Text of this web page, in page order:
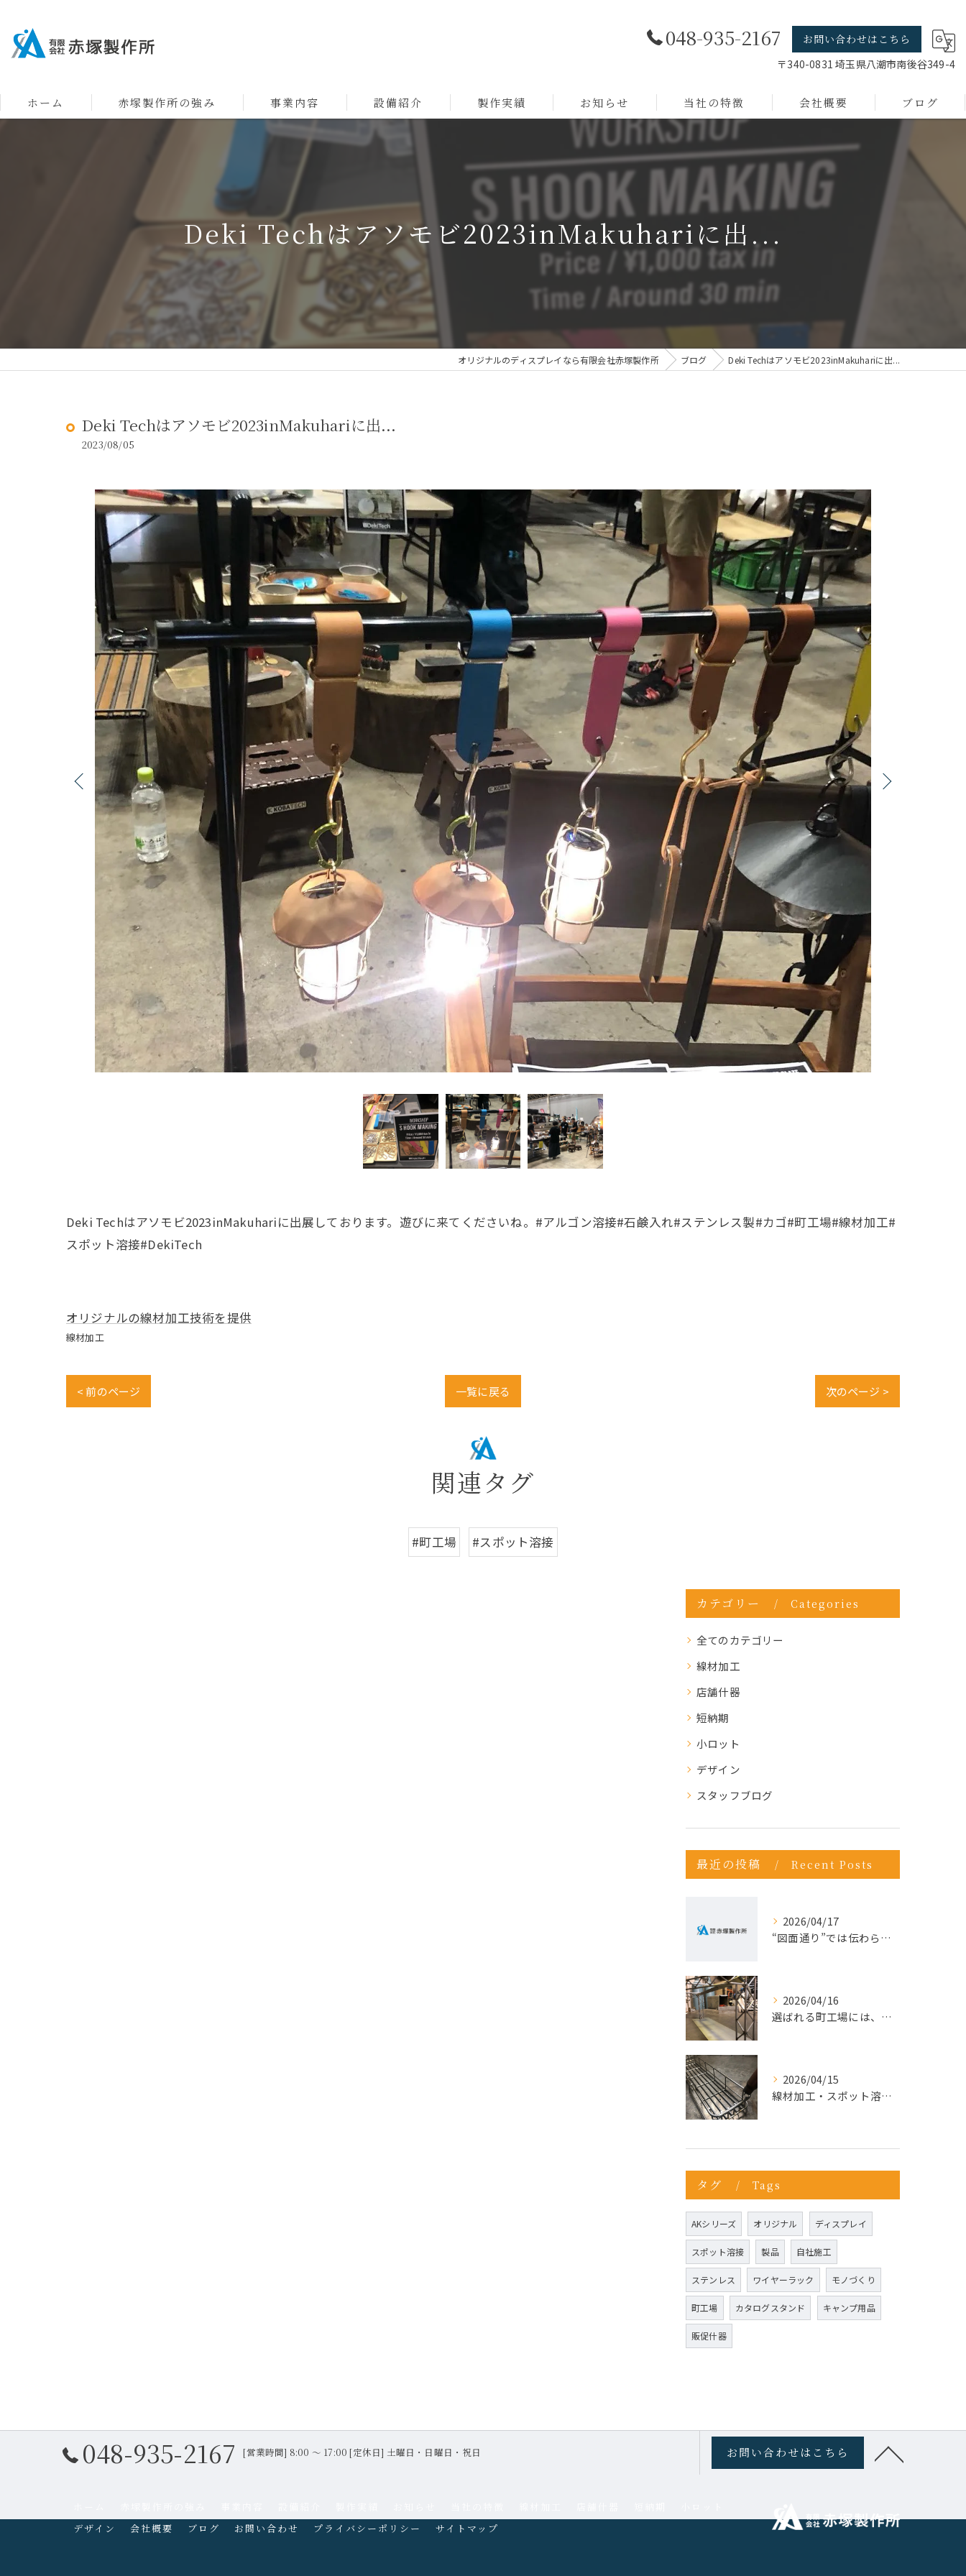
048-935-2167
お問い合わせはこちら
〒340-0831 埼玉県八潮市南後谷349-4
ホーム 赤塚製作所の強み 事業内容 設備紹介 製作実績 お知らせ 当社の特徴
線材加工
店舗什器
短納期
小ロット
会社概要 ブログ
Deki Techはアソモビ2023inMakuhariに出...
オリジナルのディスプレイなら有限会社赤塚製作所 ブログ Deki Techはアソモビ2023inMakuhariに出...
Deki Techはアソモビ2023inMakuhariに出...
2023/08/05
Deki Techはアソモビ2023inMakuhariに出展しております。遊びに来てくださいね。#アルゴン溶接#石鹸入れ#ステンレス製#カゴ#町工場#線材加工#
スポット溶接#DekiTech
オリジナルの線材加工技術を提供
線材加工
< 前のページ 一覧に戻る 次のページ >
関連タグ
#町工場 #スポット溶接
カテゴリー Categories
全てのカテゴリー
線材加工
店舗什器
短納期
小ロット
デザイン
スタッフブログ
最近の投稿 Recent Posts
2026/04/17
“図面通り”では伝わらない仕事が増えている理由
2026/04/16
選ばれる町工場には、理由がある。今こそ“依頼先の見直し”を。
2026/04/15
線材加工・スポット溶接ならお任せ
タグ Tags
AKシリーズ オリジナル ディスプレイ
スポット溶接 製品 自社施工
ステンレス ワイヤーラック モノづくり
町工場 カタログスタンド キャンプ用品
販促什器
048-935-2167 [営業時間] 8:00 〜 17:00 [定休日] 土曜日・日曜日・祝日 お問い合わせはこちら
デザイン
会社概要 ブログ お問い合わせ プライバシーポリシー サイトマップ